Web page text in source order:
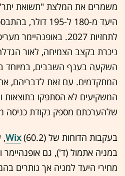
משמרים את המלצת "תשואת
לתחזיות 2027.
ניכרת בקצב הצמיחה, לאור
השקעה בענף השבבים, במיוחד
המתקדמים. עם זאת לדבריהם,
המשקיעים לא הסתפקו בתוצאות
שלהערכתם מספק נקודת כניסה
בעקבות הדוחות של Wix
במניה אתמול (ד'), גם אופנהיימר
מחירי היעד למניה אך נותרים